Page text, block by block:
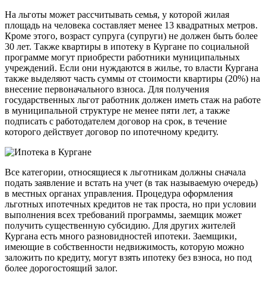
На льготы может рассчитывать семья, у которой жилая
площадь на человека составляет менее 13 квадратных метров.
Кроме этого, возраст супруга (супруги) не должен быть более
30 лет. Также квартиры в ипотеку в Кургане по социальной
программе могут приобрести работники муниципальных
учреждений. Если они нуждаются в жилье, то власти Кургана
также выделяют часть суммы от стоимости квартиры (20%) на
внесение первоначального взноса. Для получения
государственных льгот работник должен иметь стаж на работе
в муниципальной структуре не менее пяти лет, а также
подписать с работодателем договор на срок, в течение
которого действует договор по ипотечному кредиту.
Все категории, относящиеся к льготникам должны сначала
подать заявление и встать на учет (в так называемую очередь)
в местных органах управления. Процедура оформления
льготных ипотечных кредитов не так проста, но при условии
выполнения всех требований программы, заемщик может
получить существенную субсидию. Для других жителей
Кургана есть много разновидностей ипотеки. Заемщики,
имеющие в собственности недвижимость, которую можно
заложить по кредиту, могут взять ипотеку без взноса, но под
более дорогостоящий залог.